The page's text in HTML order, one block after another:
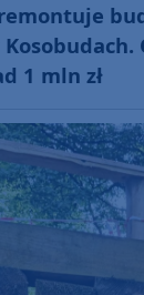
1 mln zł